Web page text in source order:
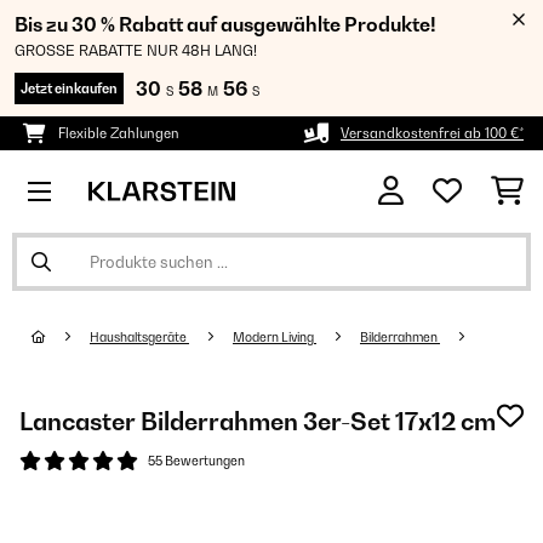
Bis zu 30 % Rabatt auf ausgewählte Produkte!
GROSSE RABATTE NUR 48H LANG!
Jetzt einkaufen 30 S 58 M 55 S
Flexible Zahlungen Versandkostenfrei ab 100 €*
Haushaltsgeräte Modern Living Bilderrahmen
Lancaster Bilderrahmen 3er-Set 17x12 cm
55 Bewertungen